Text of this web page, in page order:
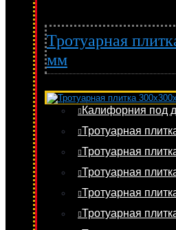
Тротуарная
мм
Калифорния под
Тротуарная
Тротуарная
Тротуарная
Тротуарная
Тротуарная